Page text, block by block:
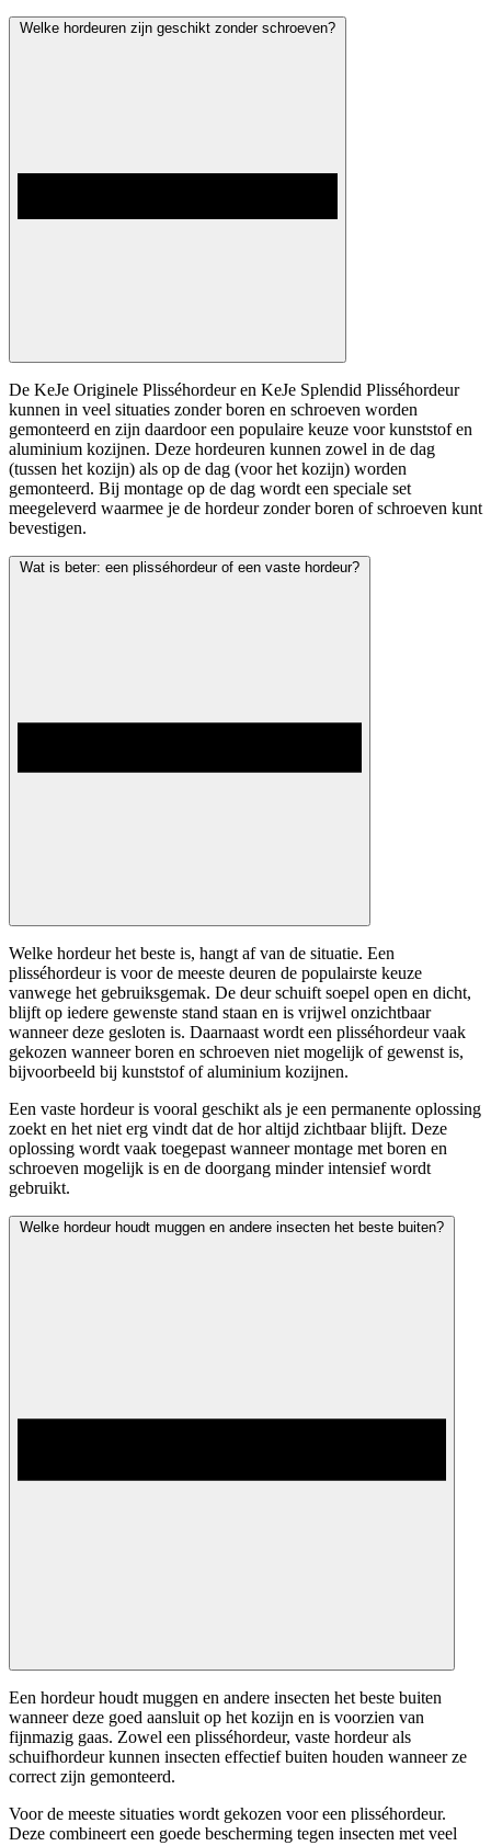
Welke hordeuren zijn geschikt zonder schroeven?
De KeJe Originele Plisséhordeur en KeJe Splendid Plisséhordeur
kunnen in veel situaties zonder boren en schroeven worden
gemonteerd en zijn daardoor een populaire keuze voor kunststof en
aluminium kozijnen. Deze hordeuren kunnen zowel in de dag
(tussen het kozijn) als op de dag (voor het kozijn) worden
gemonteerd. Bij montage op de dag wordt een speciale set
meegeleverd waarmee je de hordeur zonder boren of schroeven kunt
bevestigen.
Wat is beter: een plisséhordeur of een vaste hordeur?
Welke hordeur het beste is, hangt af van de situatie. Een
plisséhordeur is voor de meeste deuren de populairste keuze
vanwege het gebruiksgemak. De deur schuift soepel open en dicht,
blijft op iedere gewenste stand staan en is vrijwel onzichtbaar
wanneer deze gesloten is. Daarnaast wordt een plisséhordeur vaak
gekozen wanneer boren en schroeven niet mogelijk of gewenst is,
bijvoorbeeld bij kunststof of aluminium kozijnen.
Een vaste hordeur is vooral geschikt als je een permanente oplossing
zoekt en het niet erg vindt dat de hor altijd zichtbaar blijft. Deze
oplossing wordt vaak toegepast wanneer montage met boren en
schroeven mogelijk is en de doorgang minder intensief wordt
gebruikt.
Welke hordeur houdt muggen en andere insecten het beste buiten?
Een hordeur houdt muggen en andere insecten het beste buiten
wanneer deze goed aansluit op het kozijn en is voorzien van
fijnmazig gaas. Zowel een plisséhordeur, vaste hordeur als
schuifhordeur kunnen insecten effectief buiten houden wanneer ze
correct zijn gemonteerd.
Voor de meeste situaties wordt gekozen voor een plisséhordeur.
Deze combineert een goede bescherming tegen insecten met veel